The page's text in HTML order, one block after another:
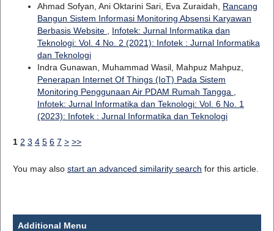
Ahmad Sofyan, Ani Oktarini Sari, Eva Zuraidah, Rancang
Bangun Sistem Informasi Monitoring Absensi Karyawan
Berbasis Website
Infotek: Jurnal Informatika dan
Teknologi: Vol. 4 No. 2 (2021): Infotek : Jurnal Informatika
dan Teknologi
Indra Gunawan, Muhammad Wasil, Mahpuz Mahpuz,
Penerapan Internet Of Things (IoT) Pada Sistem
Monitoring Penggunaan Air PDAM Rumah Tangga
Infotek: Jurnal Informatika dan Teknologi: Vol. 6 No. 1
(2023): Infotek : Jurnal Informatika dan Teknologi
1 2 3 4 5 6 7 > >>
You may also start an advanced similarity search for this article.
Additional Menu